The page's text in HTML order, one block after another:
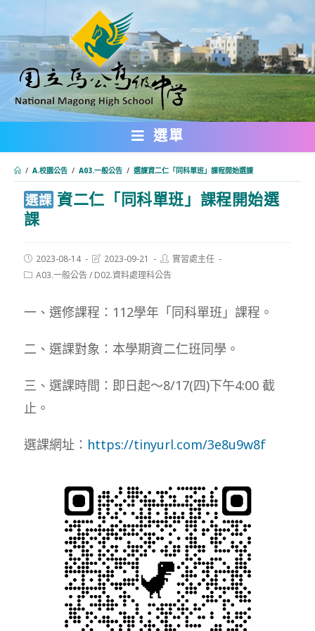
轉
主
要
內
選單
/ A.校園公告 / A03.一般公告 / 選課資二仁「同科單班」課程開始選課
選課 資二仁「同科單班」課程開始選
課
Post
published:
2023-08-14
Post
modified:
2023-09-21
Post
author:
實習處主任
PostA03.一般公告/ D02.資料處理科公告
一、選修課程：112學年「同科單班」課程。
二、選課對象：本學期資二仁班同學。
三、選課時間：即日起～8/17(四)下午4:00 截
止。
選課網址： https://tinyurl.com/3e8u9w8f